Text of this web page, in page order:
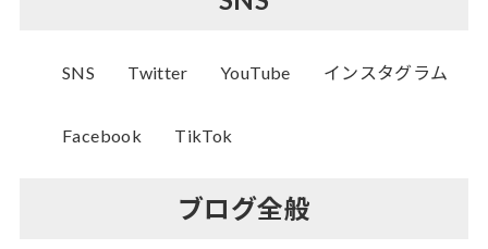
SNS Twitter YouTube インスタグラム
Facebook TikTok
ブログ全般